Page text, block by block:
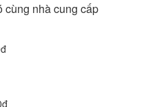
cùng nhà cung cấp